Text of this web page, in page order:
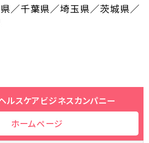
／千葉県／埼玉県／茨城県／
ルスケアビジネスカンパニー
ホームページ